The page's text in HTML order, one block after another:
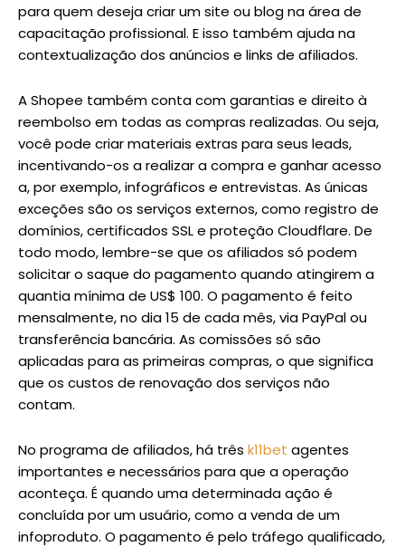
para quem deseja criar um site ou blog na área de
capacitação profissional. E isso também ajuda na
contextualização dos anúncios e links de afiliados.
A Shopee também conta com garantias e direito à
reembolso em todas as compras realizadas. Ou seja,
você pode criar materiais extras para seus leads,
incentivando-os a realizar a compra e ganhar acesso
a, por exemplo, infográficos e entrevistas. As únicas
exceções são os serviços externos, como registro de
domínios, certificados SSL e proteção Cloudflare. De
todo modo, lembre-se que os afiliados só podem
solicitar o saque do pagamento quando atingirem a
quantia mínima de US$ 100. O pagamento é feito
mensalmente, no dia 15 de cada mês, via PayPal ou
transferência bancária. As comissões só são
aplicadas para as primeiras compras, o que significa
que os custos de renovação dos serviços não
contam.
No programa de afiliados, há três k11bet agentes
importantes e necessários para que a operação
aconteça. É quando uma determinada ação é
concluída por um usuário, como a venda de um
infoproduto. O pagamento é pelo tráfego qualificado,